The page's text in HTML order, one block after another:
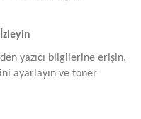
yazıcı bilgilerine erişin,
ayarlayın ve toner